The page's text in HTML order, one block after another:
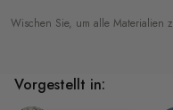
Wischen Sie, um alle Materialien
Vorgestellt in: